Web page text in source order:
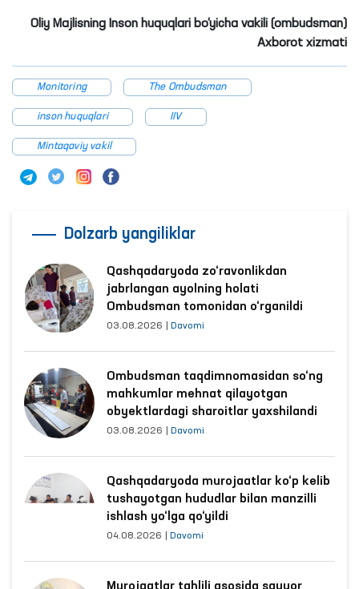
Oliy Majlisning Inson huquqlari bo‘yicha vakili (ombudsman)
Axborot xizmati
Monitoring The Ombudsman
inson huquqlari IIV
Mintaqaviy vakil
Dolzarb yangiliklar
Qashqadaryoda zo‘ravonlikdan
jabrlangan ayolning holati
Ombudsman tomonidan o‘rganildi
03.08.2026 Davomi
Ombudsman taqdimnomasidan so‘ng
mahkumlar mehnat qilayotgan
obyektlardagi sharoitlar yaxshilandi
03.08.2026 Davomi
Qashqadaryoda murojaatlar ko‘p kelib
tushayotgan hududlar bilan manzilli
ishlash yo‘lga qo‘yildi
04.08.2026 Davomi
Murojaatlar tahlili asosida sayyor